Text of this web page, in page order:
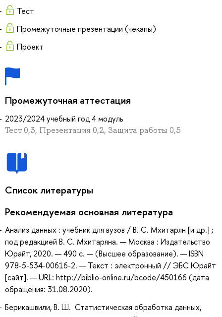
Тест
Промежуточные презентации (чекапы)
Проект
Промежуточная аттестация
2023/2024 учебный год 4 модуль
Тест 0,3, Презентация 0,2, Защита работы 0,5
Список литературы
Рекомендуемая основная литература
Анализ данных : учебник для вузов / В. С. Мхитарян [и др.] ;
под редакцией В. С. Мхитаряна. — Москва : Издательство
Юрайт, 2020. — 490 с. — (Высшее образование). — ISBN
978-5-534-00616-2. — Текст : электронный // ЭБС Юрайт
[сайт]. — URL: http://biblio-online.ru/bcode/450166 (дата
обращения: 31.08.2020).
Берикашвили, В. Ш. Статистическая обработка данных,